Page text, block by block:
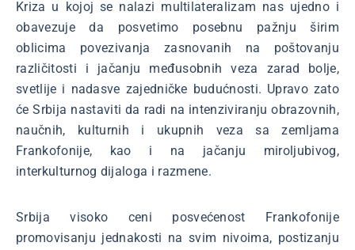
Kriza u kojoj se nalazi multilateralizam nas ujedno i
obavezuje da posvetimo posebnu pažnju širim
oblicima povezivanja zasnovanih na poštovanju
različitosti i jačanju međusobnih veza zarad bolje,
svetlije i nadasve zajedničke budućnosti. Upravo zato
će Srbija nastaviti da radi na intenziviranju obrazovnih,
naučnih, kulturnih i ukupnih veza sa zemljama
Frankofonije, kao i na jačanju miroljubivog,
interkulturnog dijaloga i razmene.
Srbija visoko ceni posvećenost Frankofonije
promovisanju jednakosti na svim nivoima, postizanju